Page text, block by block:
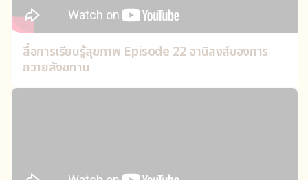
สื่อการเรียนรู้สุขภาพ Episode 22 อานิสงส์ของการ
ถวายสังฆทาน